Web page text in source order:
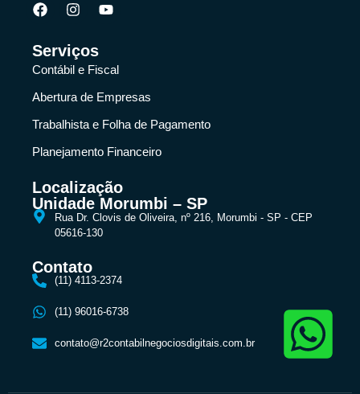
Serviços
Contábil e Fiscal
Abertura de Empresas
Trabalhista e Folha de Pagamento
Planejamento Financeiro
Localização
Unidade Morumbi – SP
Rua Dr. Clovis de Oliveira, nº 216, Morumbi - SP - CEP
05616-130
Contato
(11) 4113-2374
(11) 96016-6738
contato@r2contabilnegociosdigitais.com.br